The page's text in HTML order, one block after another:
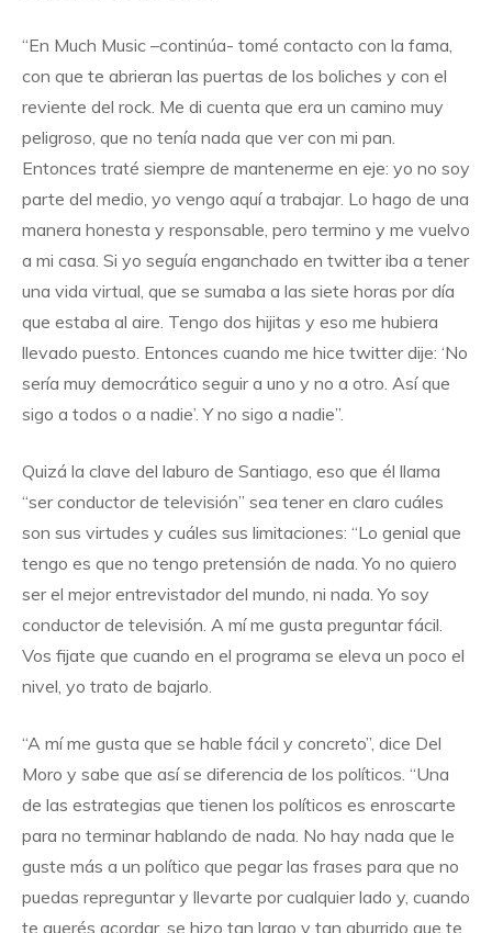
“En Much Music –continúa- tomé contacto con la fama,
con que te abrieran las puertas de los boliches y con el
reviente del rock. Me di cuenta que era un camino muy
peligroso, que no tenía nada que ver con mi pan.
Entonces traté siempre de mantenerme en eje: yo no soy
parte del medio, yo vengo aquí a trabajar. Lo hago de una
manera honesta y responsable, pero termino y me vuelvo
a mi casa. Si yo seguía enganchado en twitter iba a tener
una vida virtual, que se sumaba a las siete horas por día
que estaba al aire. Tengo dos hijitas y eso me hubiera
llevado puesto. Entonces cuando me hice twitter dije: ‘No
sería muy democrático seguir a uno y no a otro. Así que
sigo a todos o a nadie’. Y no sigo a nadie”.
Quizá la clave del laburo de Santiago, eso que él llama
“ser conductor de televisión” sea tener en claro cuáles
son sus virtudes y cuáles sus limitaciones: “Lo genial que
tengo es que no tengo pretensión de nada. Yo no quiero
ser el mejor entrevistador del mundo, ni nada. Yo soy
conductor de televisión. A mí me gusta preguntar fácil.
Vos fijate que cuando en el programa se eleva un poco el
nivel, yo trato de bajarlo.
“A mí me gusta que se hable fácil y concreto”, dice Del
Moro y sabe que así se diferencia de los políticos. “Una
de las estrategias que tienen los políticos es enroscarte
para no terminar hablando de nada. No hay nada que le
guste más a un político que pegar las frases para que no
puedas repreguntar y llevarte por cualquier lado y, cuando
te querés acordar, se hizo tan largo y tan aburrido que te